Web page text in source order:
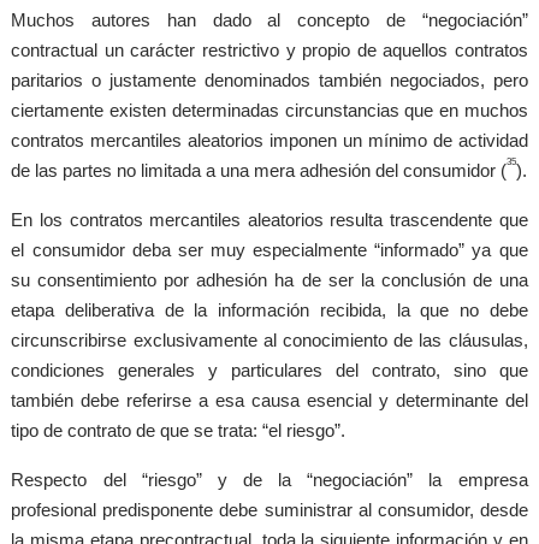
Muchos autores han dado al concepto de “negociación”
contractual un carácter restrictivo y propio de aquellos contratos
paritarios o justamente denominados también negociados, pero
ciertamente existen determinadas circunstancias que en muchos
contratos mercantiles aleatorios imponen un mínimo de actividad
de las partes no limitada a una mera adhesión del consumidor (35).
En los contratos mercantiles aleatorios resulta trascendente que
el consumidor deba ser muy especialmente “informado” ya que
su consentimiento por adhesión ha de ser la conclusión de una
etapa deliberativa de la información recibida, la que no debe
circunscribirse exclusivamente al conocimiento de las cláusulas,
condiciones generales y particulares del contrato, sino que
también debe referirse a esa causa esencial y determinante del
tipo de contrato de que se trata: “el riesgo”.
Respecto del “riesgo” y de la “negociación” la empresa
profesional predisponente debe suministrar al consumidor, desde